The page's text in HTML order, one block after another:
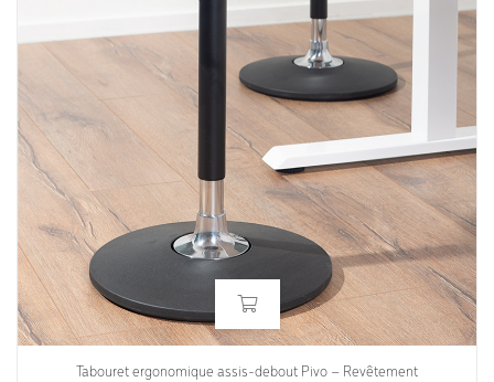
Tabouret ergonomique assis-debout Pivo – Revêtement